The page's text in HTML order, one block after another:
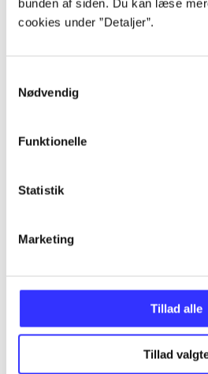
bunden af siden. Du kan læse
cookies under ”Detaljer”.
Nødvendig
Funktionelle
Statistik
Marketing
Tillad alle
Tillad
Alle registrerede artikler fordelt